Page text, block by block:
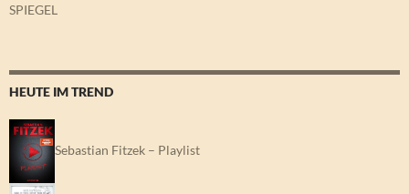
SPIEGEL
HEUTE IM TREND
Sebastian Fitzek – Playlist